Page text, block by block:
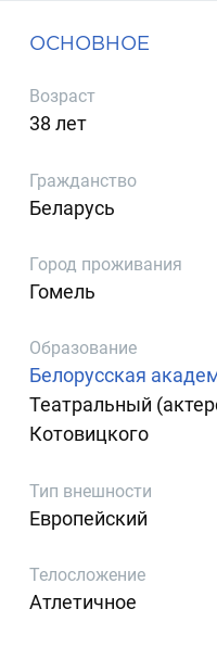
ОСНОВНОЕ
Возраст
38 лет
Гражданство
Беларусь
Город проживания
Гомель
Образование
Белорусская
Театральный
Котовицкого
Тип внешности
Европейский
Телосложение
Атлетичное